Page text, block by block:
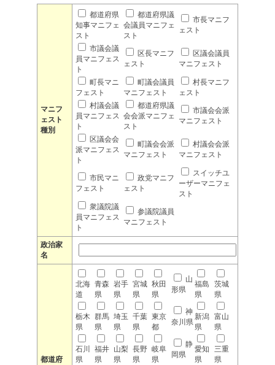
マニフ
ェスト
種別
都道府県
知事マニフェ
スト
都道府県議
会議員マニフェ
スト
市長マニフ
ェスト
市議会議
員マニフェス
ト
区長マニフ
ェスト
区議会議員
マニフェスト
町長マニ
フェスト
町議会議員
マニフェスト
村長マニフ
ェスト
村議会議
員マニフェス
ト
都道府県議
会会派マニフェ
スト
市議会会派
マニフェスト
区議会会
派マニフェス
ト
町議会会派
マニフェスト
村議会会派
マニフェスト
市民マニ
フェスト
政党マニフ
ェスト
スイッチユ
ーザーマニフェ
スト
衆議院議
員マニフェス
ト
参議院議員
マニフェスト
政治家
名
都道府
北海
道
青森
県
岩手
県
宮城
県
秋田
県
山
形県
福島
県
茨城
県
栃木
県
群馬
県
埼玉
県
千葉
県
東京
都
神
奈川県
新潟
県
富山
県
石川
県
福井
県
山梨
県
長野
県
岐阜
県
静
岡県
愛知
県
三重
県